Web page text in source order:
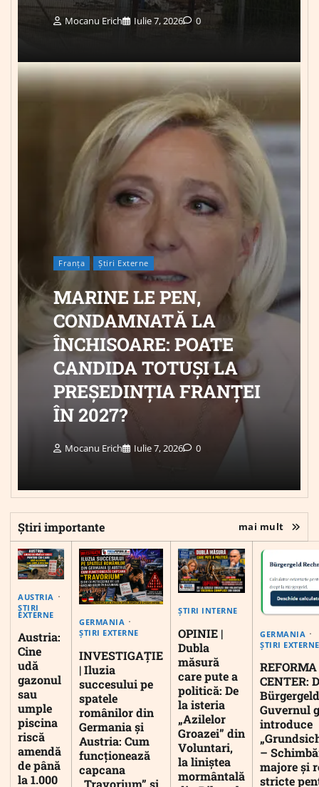
Mocanu Erich Iulie 7, 2026 0
Franța Știri Externe
MARINE LE PEN,
CONDAMNATĂ LA
ÎNCHISOARE: POATE
CANDIDA TOTUȘI LA
PREȘEDINȚIA FRANȚEI
ÎN 2027?
Mocanu Erich Iulie 7, 2026 0
Știri importante mai mult
AUSTRIA
ȘTIRI
EXTERNE
Austria:
Cine
udă
gazonul
sau
umple
piscina
riscă
amendă
de până
la 1.000
GERMANIA
ȘTIRI EXTERNE
INVESTIGAȚIE
| Iluzia
succesului pe
spatele
românilor din
Germania și
Austria: Cum
funcționează
capcana
„Travorium” și
ȘTIRI INTERNE
OPINIE |
Dubla
măsură
care pute a
politică: De
la isteria
„Azilelor
Groazei” din
Voluntari,
la liniștea
mormântală
GERMANIA
ȘTIRI EXTERNE
CENTER:
Guvernul
introduce
–
majore și
stricte